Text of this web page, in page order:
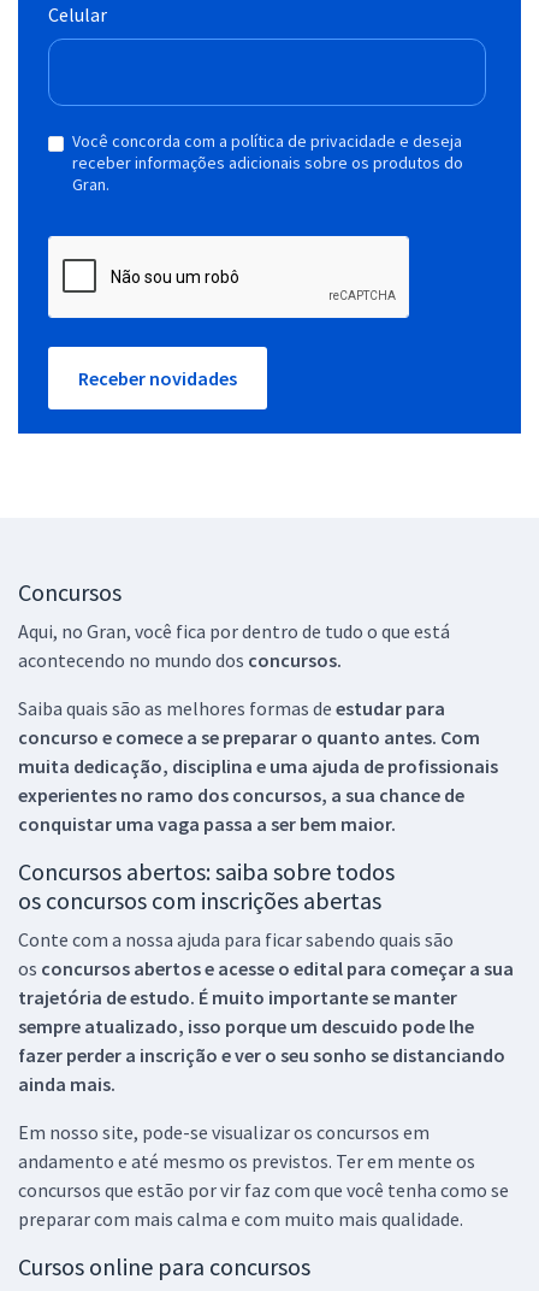
Celular
Você concorda com a política de privacidade e deseja
receber informações adicionais sobre os produtos do
Gran.
Receber novidades
Concursos
Aqui, no Gran, você fica por dentro de tudo o que está
acontecendo no mundo dos concursos.
Saiba quais são as melhores formas de estudar para
concurso e comece a se preparar o quanto antes. Com
muita dedicação, disciplina e uma ajuda de profissionais
experientes no ramo dos concursos, a sua chance de
conquistar uma vaga passa a ser bem maior.
Concursos abertos: saiba sobre todos
os concursos com inscrições abertas
Conte com a nossa ajuda para ficar sabendo quais são
os concursos abertos e acesse o edital para começar a sua
trajetória de estudo. É muito importante se manter
sempre atualizado, isso porque um descuido pode lhe
fazer perder a inscrição e ver o seu sonho se distanciando
ainda mais.
Em nosso site, pode-se visualizar os concursos em
andamento e até mesmo os previstos. Ter em mente os
concursos que estão por vir faz com que você tenha como se
preparar com mais calma e com muito mais qualidade.
Cursos online para concursos